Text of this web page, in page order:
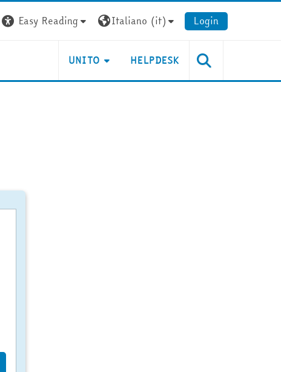
Easy Reading
Italiano ‎(it)‎ Login
UNITO HELPDESK